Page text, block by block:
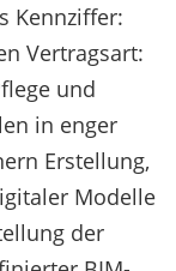
Kennziffer:
Vertragsart:
und
in enger
Erstellung,
Modelle
der